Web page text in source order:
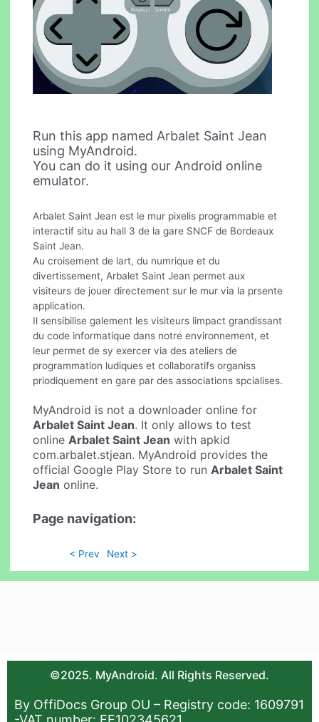
Run this app named Arbalet Saint Jean
using MyAndroid.
You can do it using our Android online
emulator.
Arbalet Saint Jean est le mur pixelis programmable et
interactif situ au hall 3 de la gare SNCF de Bordeaux
Saint Jean.
Au croisement de lart, du numrique et du
divertissement, Arbalet Saint Jean permet aux
visiteurs de jouer directement sur le mur via la prsente
application.
Il sensibilise galement les visiteurs limpact grandissant
du code informatique dans notre environnement, et
leur permet de sy exercer via des ateliers de
programmation ludiques et collaboratifs organiss
priodiquement en gare par des associations spcialises.
MyAndroid is not a downloader online for
Arbalet Saint Jean. It only allows to test
onlineArbalet Saint Jean with apkid
com.arbalet.stjean. MyAndroid provides the
official Google Play Store to runArbalet Saint
Jean online.
Page navigation:
< Prev Next >
©2025. MyAndroid. All Rights Reserved.
By OffiDocs Group OU – Registry code: 1609791